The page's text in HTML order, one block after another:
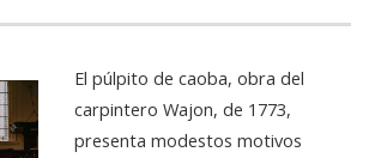
El púlpito de caoba, obra del
carpintero Wajon, de 1773,
presenta modestos motivos